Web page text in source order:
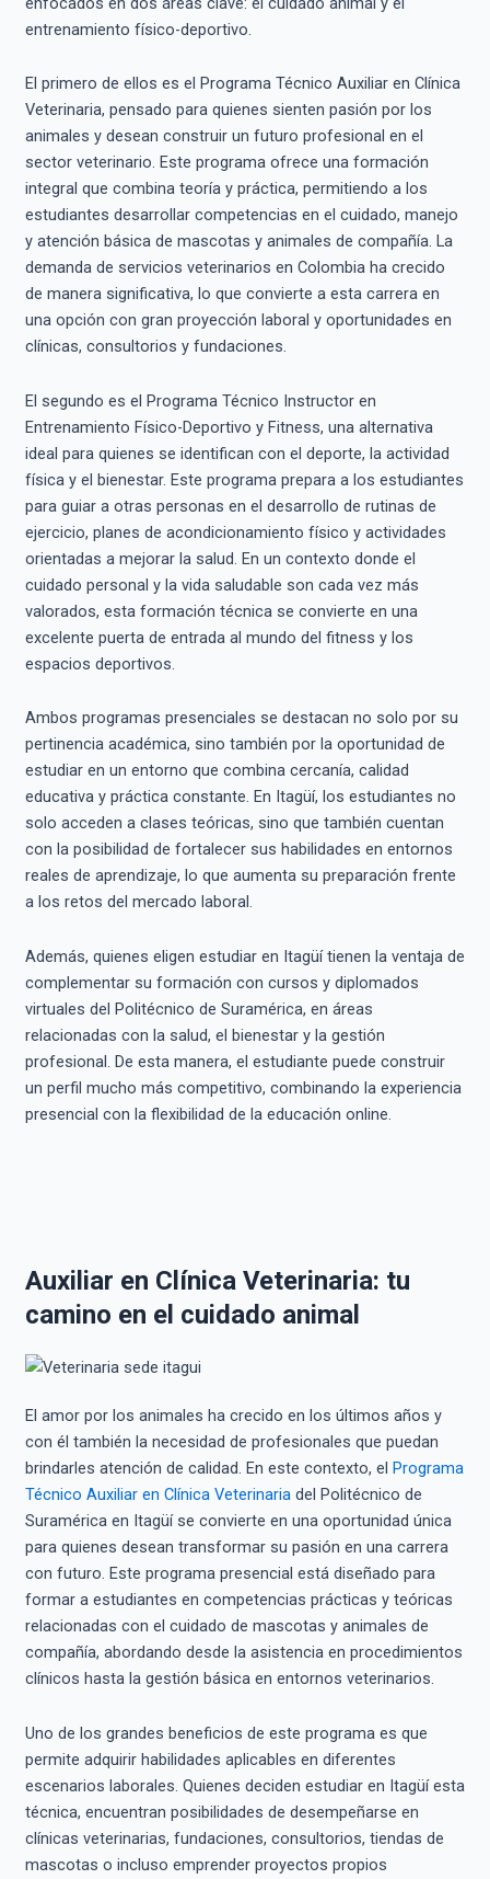
entrenamiento físico-deportivo.
El primero de ellos es el Programa Técnico Auxiliar en Clínica
Veterinaria, pensado para quienes sienten pasión por los
animales y desean construir un futuro profesional en el
sector veterinario. Este programa ofrece una formación
integral que combina teoría y práctica, permitiendo a los
estudiantes desarrollar competencias en el cuidado, manejo
y atención básica de mascotas y animales de compañía. La
demanda de servicios veterinarios en Colombia ha crecido
de manera significativa, lo que convierte a esta carrera en
una opción con gran proyección laboral y oportunidades en
clínicas, consultorios y fundaciones.
El segundo es el Programa Técnico Instructor en
Entrenamiento Físico-Deportivo y Fitness, una alternativa
ideal para quienes se identifican con el deporte, la actividad
física y el bienestar. Este programa prepara a los estudiantes
para guiar a otras personas en el desarrollo de rutinas de
ejercicio, planes de acondicionamiento físico y actividades
orientadas a mejorar la salud. En un contexto donde el
cuidado personal y la vida saludable son cada vez más
valorados, esta formación técnica se convierte en una
excelente puerta de entrada al mundo del fitness y los
espacios deportivos.
Ambos programas presenciales se destacan no solo por su
pertinencia académica, sino también por la oportunidad de
estudiar en un entorno que combina cercanía, calidad
educativa y práctica constante. En Itagüí, los estudiantes no
solo acceden a clases teóricas, sino que también cuentan
con la posibilidad de fortalecer sus habilidades en entornos
reales de aprendizaje, lo que aumenta su preparación frente
a los retos del mercado laboral.
Además, quienes eligen estudiar en Itagüí tienen la ventaja de
complementar su formación con cursos y diplomados
virtuales del Politécnico de Suramérica, en áreas
relacionadas con la salud, el bienestar y la gestión
profesional. De esta manera, el estudiante puede construir
un perfil mucho más competitivo, combinando la experiencia
presencial con la flexibilidad de la educación online.
Auxiliar en Clínica Veterinaria: tu
camino en el cuidado animal
El amor por los animales ha crecido en los últimos años y
con él también la necesidad de profesionales que puedan
brindarles atención de calidad. En este contexto, el Programa
Técnico Auxiliar en Clínica Veterinariadel Politécnico de
Suramérica en Itagüí se convierte en una oportunidad única
para quienes desean transformar su pasión en una carrera
con futuro. Este programa presencial está diseñado para
formar a estudiantes en competencias prácticas y teóricas
relacionadas con el cuidado de mascotas y animales de
compañía, abordando desde la asistencia en procedimientos
clínicos hasta la gestión básica en entornos veterinarios.
Uno de los grandes beneficios de este programa es que
permite adquirir habilidades aplicables en diferentes
escenarios laborales. Quienes deciden estudiar en Itagüí esta
técnica, encuentran posibilidades de desempeñarse en
clínicas veterinarias, fundaciones, consultorios, tiendas de
mascotas o incluso emprender proyectos propios